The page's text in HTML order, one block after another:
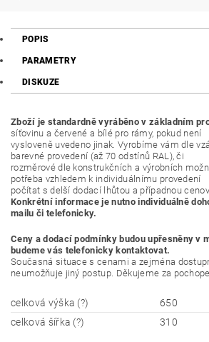
POPIS
PARAMETRY
DISKUZE
Zboží je standardně vyráběno v základním
síťovinu a červené a bílé pro rámy, pokud není
vysloveně uvedeno jinak. Vyrobíme vám dle
barevné provedení (až 70 odstínů RAL), či
rozměrové dle konstrukčních a výrobních
potřeba vzhledem k individuálnímu provedení
počítat s delší dodací lhůtou a případnou
Konkrétní informace je nutno individuálně
mailu či telefonicky.
Ceny a dodací podmínky budou upřesněny v
budeme vás telefonicky kontaktovat.
Současná situace s cenami a zejména
neumožňuje jiný postup. Děkujeme za
celková výška (?)
650
celková šířka (?)
310